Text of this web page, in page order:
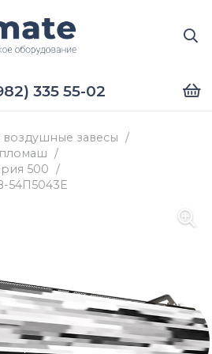
335 55-02
завесы /
/
500 /
54П5043Е